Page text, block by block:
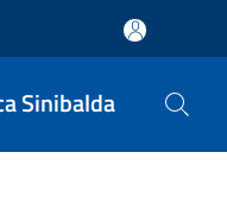
Sinibalda